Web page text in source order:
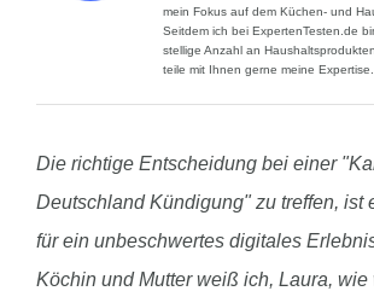
mein Fokus auf dem Küchen- und
Seitdem ich bei ExpertenTesten.de
stellige Anzahl an
teile mit Ihnen gerne meine Expertise.
Die richtige Entscheidung bei einer
Deutschland Kündigung" zu treffen, ist
für ein unbeschwertes digitales
Köchin und Mutter weiß ich, Laura, wie